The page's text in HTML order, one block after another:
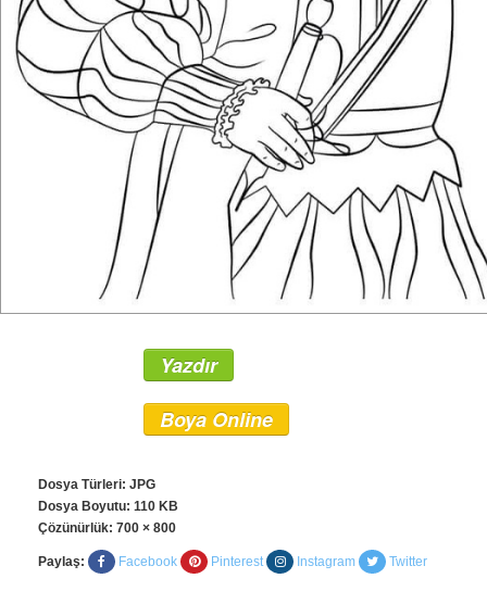
Yazdır
Boya Online
Dosya Türleri: JPG
Dosya Boyutu: 110 KB
Çözünürlük: 700 × 800
Paylaş: Facebook Pinterest Instagram Twitter